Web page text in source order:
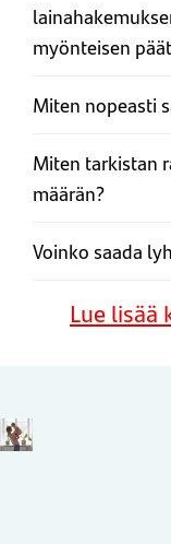
myönteisen
Miten nopeasti
Miten tarkistan
määrän?
Voinko saada
Lue lisää